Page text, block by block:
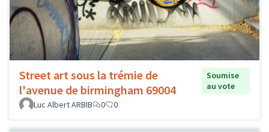
Street art sous la trémie de
l'avenue de birmingham 69004
Soumise
au vote
Luc Albert ARBIB
0 0